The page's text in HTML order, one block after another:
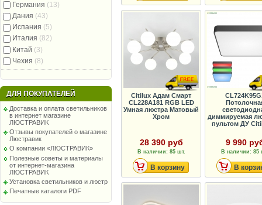
Германия (13)
Дания (43)
Испания (5)
Италия (82)
Китай (3)
Чехия (8)
ДЛЯ ПОКУПАТЕЛЕЙ
Доставка и оплата светильников
в интернет магазине
ЛЮСТРАВИК
Отзывы покупателей о магазине
Люстравик
О компании «ЛЮСТРАВИК»
Полезные советы и материалы
от интернет-магазина
ЛЮСТРАВИК
Установка светильников и люстр
Печатные каталоги PDF
Citilux Адам Смарт
CL228A181 RGB LED
Умная люстра Матовый
Хром
28 390 руб
В наличии: 85 шт.
В корзину
диммируемая
пультом ДУ
9 990
В наличии: 85
В